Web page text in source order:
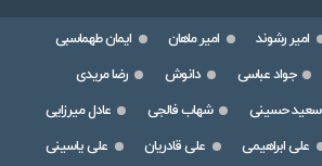
امیر رشوند امیر ماهان
ایمان طهماسبی
جواد عباسی دانوش
رضا مریدی
سعید حسینی شهاب فالجی
عادل میرزایی
علی ابراهیمی علی قادریان
علی یاسینی